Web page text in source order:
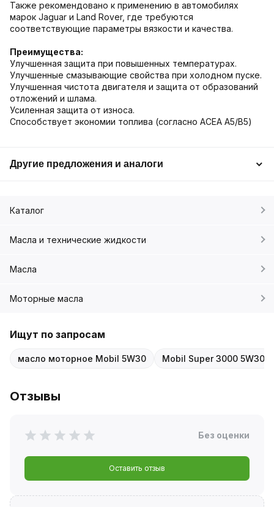
Также рекомендовано к применению в автомобилях
марок Jaguar и Land Rover, где требуются
соответствующие параметры вязкости и качества.
Преимущества:
Улучшенная защита при повышенных температурах.
Улучшенные смазывающие свойства при холодном пуске.
Улучшенная чистота двигателя и защита от образований
отложений и шлама.
Усиленная защита от износа.
Способствует экономии топлива (согласно ACEA A5/B5)
Другие предложения и аналоги
Каталог
Масла и технические жидкости
Масла
Моторные масла
Ищут по запросам
масло моторное Mobil 5W30 Mobil Super 3000 5W30
Отзывы
Без оценки
Оставить отзыв